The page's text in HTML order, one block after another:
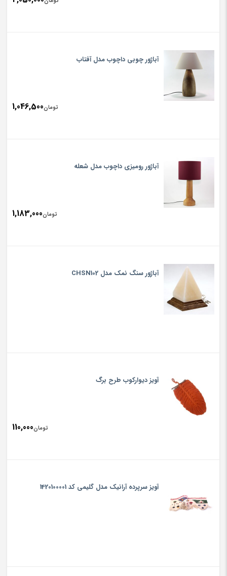
آباژور چوبی داچوب مدل آفتاب
تومان1,046,500
آباژور رومیزی داچوب مدل شعله
تومان1,183,000
آباژور سنگ نمک مدل CHSN102
آویز دیوارکوب طرح برگ
تومان110,000
آویز سرپرده آرانیک مدل گلیمی کد 1420100001